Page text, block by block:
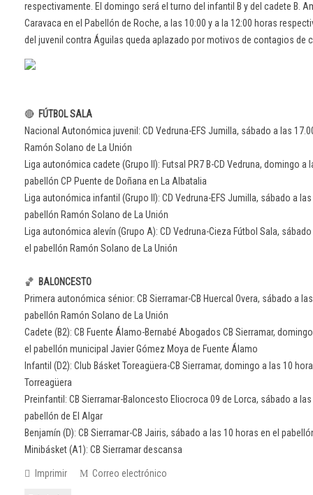
respectivamente. El domingo será el turno del infantil B y del cadete B.
Caravaca en el Pabellón de Roche, a las 10:00 y a la 12:00 horas
del juvenil contra Águilas queda aplazado por motivos de contagios de
🔴 FÚTBOL SALA
Nacional Autonómica juvenil: CD Vedruna-EFS Jumilla, sábado a las
Ramón Solano de La Unión
Liga autonómica cadete (Grupo II): Futsal PR7 B-CD Vedruna, domingo a
pabellón CP Puente de Doñana en La Albatalia
Liga autonómica infantil (Grupo II): CD Vedruna-EFS Jumilla, sábado a
pabellón Ramón Solano de La Unión
Liga autonómica alevín (Grupo A): CD Vedruna-Cieza Fútbol Sala,
el pabellón Ramón Solano de La Unión
🏀 BALONCESTO
Primera autonómica sénior: CB Sierramar-CB Huercal Overa, sábado a
pabellón Ramón Solano de La Unión
Cadete (B2): CB Fuente Álamo-Bernabé Abogados CB Sierramar,
el pabellón municipal Javier Gómez Moya de Fuente Álamo
Infantil (D2): Club Básket Toreagüera-CB Sierramar, domingo a las 10
Torreagüera
Preinfantil: CB Sierramar-Baloncesto Eliocroca 09 de Lorca, sábado a
pabellón de El Algar
Benjamín (D): CB Sierramar-CB Jairis, sábado a las 10 horas en el
Minibásket (A1): CB Sierramar descansa
Imprimir Correo electrónico